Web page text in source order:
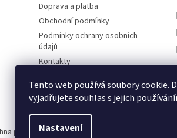
Tento web používá soubory
vyjadřujete souhlas s jejich
Nastavení
Doprava a platba
Obchodní podmínky
Podmínky ochrany osobních
údajů
Kontakty
práva vyhrazena.